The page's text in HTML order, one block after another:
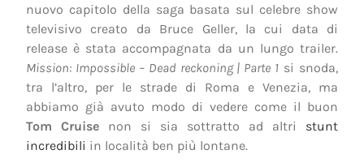
nuovo capitolo della saga basata sul celebre show
televisivo creato da Bruce Geller, la cui data di
release è stata accompagnata da un lungo trailer.
Mission: Impossible – Dead reckoning | Parte 1 si snoda,
tra l’altro, per le strade di Roma e Venezia, ma
abbiamo già avuto modo di vedere come il buon
Tom Cruise non si sia sottratto ad altri stunt
incredibili in località ben più lontane.